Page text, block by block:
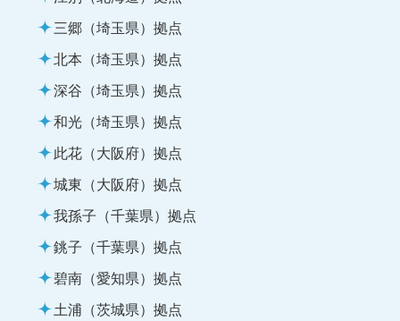
三郷（埼玉県）拠点
北本（埼玉県）拠点
深谷（埼玉県）拠点
和光（埼玉県）拠点
此花（大阪府）拠点
城東（大阪府）拠点
我孫子（千葉県）拠点
銚子（千葉県）拠点
碧南（愛知県）拠点
土浦（茨城県）拠点